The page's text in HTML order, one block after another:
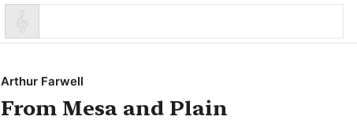
Arthur Farwell
From Mesa and Plain